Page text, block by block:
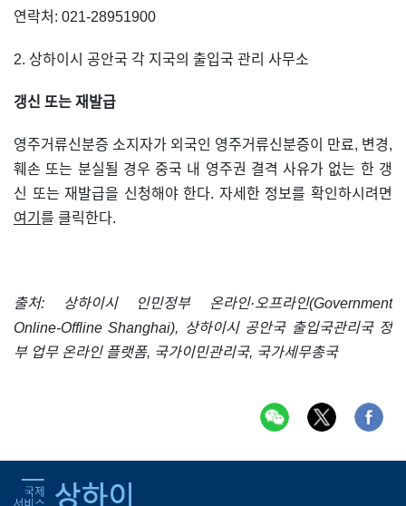
연락처: 021-28951900
2. 상하이시 공안국 각 지국의 출입국 관리 사무소
갱신 또는 재발급
영주거류신분증 소지자가 외국인 영주거류신분증이 만료, 변경,
훼손 또는 분실될 경우 중국 내 영주권 결격 사유가 없는 한 갱
신 또는 재발급을 신청해야 한다. 자세한 정보를 확인하시려면
여기 를 클릭한다.
출처: 상하이시 인민정부 온라인·오프라인(Government
Online-Offline Shanghai), 상하이시 공안국 출입국관리국 정
부 업무 온라인 플랫폼, 국가이민관리국, 국가세무총국